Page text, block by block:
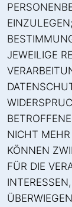
JEWEILIGE
NICHT MEHR
KÖNNEN
FÜR DIE